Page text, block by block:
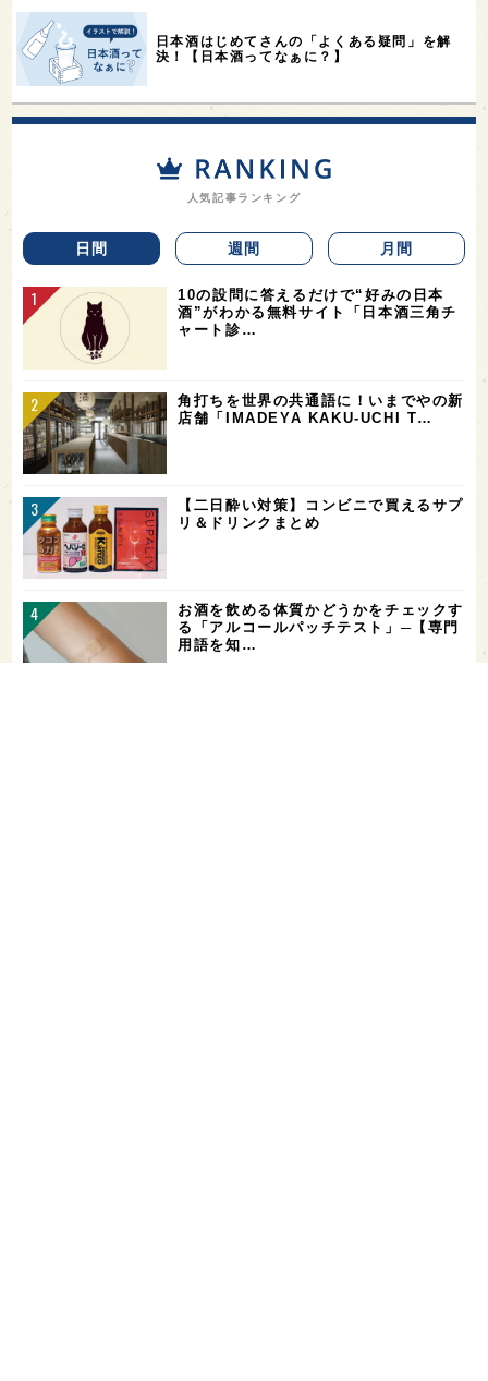
日本酒はじめてさんの「よくある疑問」を解
決！【日本酒ってなぁに？】
人気記事ランキング
日間 週間 月間
10の設問に答えるだけで“好みの日本
酒”がわかる無料サイト「日本酒三角チ
ャート診…
角打ちを世界の共通語に！いまでやの新
店舗「IMADEYA KAKU-UCHI T…
【二日酔い対策】コンビニで買えるサプ
リ＆ドリンクまとめ
お酒を飲める体質かどうかをチェックす
る「アルコールパッチテスト」─【専門
用語を知…